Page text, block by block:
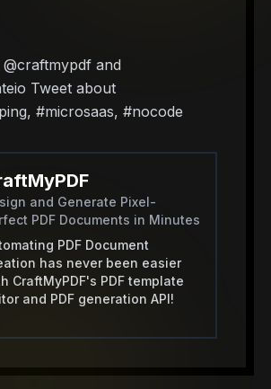
and
Tweet about
#microsaas, #nocode
and Generate Pixel-
PDF Documents in Minutes
PDF Document
has never been easier
CraftMyPDF's PDF template
and PDF generation API!